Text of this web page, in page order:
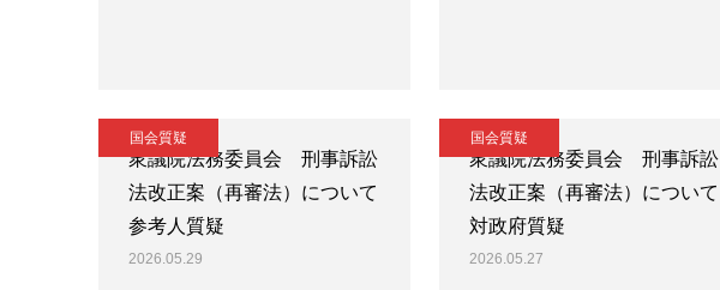
国会質疑
衆議院法務委員会 刑事訴訟
法改正案（再審法）について
参考人質疑
2026.05.29
国会質疑
衆議院法務委員会 刑事訴訟
法改正案（再審法）について
対政府質疑
2026.05.27